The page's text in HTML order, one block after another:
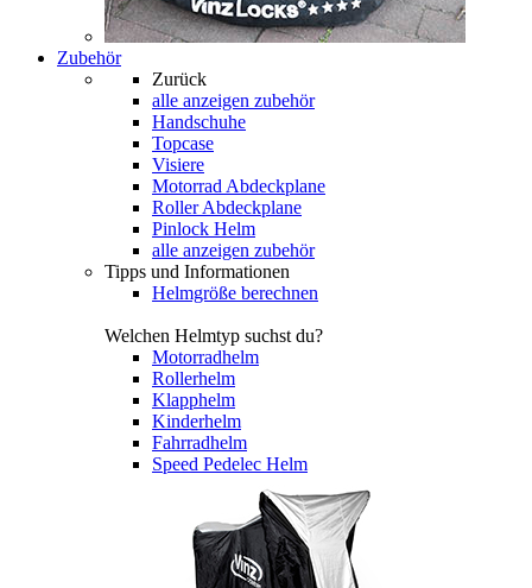
Zubehör
Zurück
alle anzeigen zubehör
Handschuhe
Topcase
Visiere
Motorrad Abdeckplane
Roller Abdeckplane
Pinlock Helm
alle anzeigen zubehör
Tipps und Informationen
Helmgröße berechnen
Welchen Helmtyp suchst du?
Motorradhelm
Rollerhelm
Klapphelm
Kinderhelm
Fahrradhelm
Speed Pedelec Helm